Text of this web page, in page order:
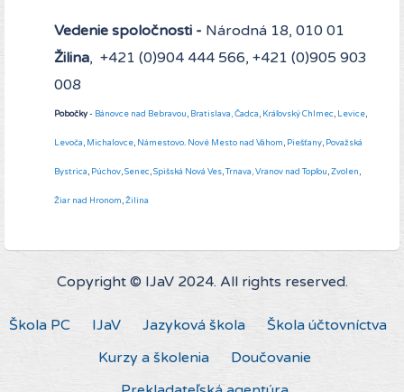
Vedenie spoločnosti - Národná 18, 010 01
Žilina, +421 (0)904 444 566, +421 (0)905 903
008
Pobočky- Bánovce nad Bebravou, Bratislava,Čadca, Kráľovský Chlmec, Levice,
Levoča, Michalovce, Námestovo. Nové Mesto nad Váhom, Piešťany, Považská
Bystrica, Púchov,Senec,Spišská Nová Ves,Trnava,Vranov nad Topľou,Zvolen,
Žiar nad Hronom,Žilina
Copyright © IJaV 2024. All rights reserved.
Škola PC IJaV Jazyková škola
Škola účtovníctva
Kurzy a školenia
Doučovanie